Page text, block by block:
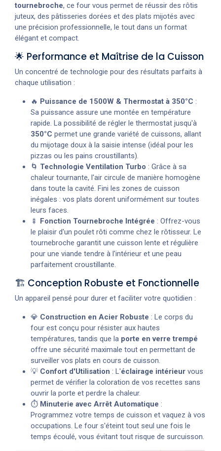
tournebroche, ce four vous permet de réussir des rôtis
juteux, des pâtisseries dorées et des plats mijotés avec
une précision professionnelle, le tout dans un format
élégant et compact.
🌟 Performance et Maîtrise de la Cuisson
Un concentré de technologie pour des résultats parfaits à
chaque utilisation :
🔥 Puissance de 1500W & Thermostat à 350°C :
Sa puissance assure une montée en température
rapide. La possibilité de régler le thermostat jusqu'à
350°C permet une grande variété de cuissons, allant
du mijotage doux à la saisie intense (idéal pour les
pizzas ou les pains croustillants).
🌀 Technologie Ventilation Turbo : Grâce à sa
chaleur tournante, l'air circule de manière homogène
dans toute la cavité. Fini les zones de cuisson
inégales : vos plats dorent uniformément sur toutes
leurs faces.
🍢 Fonction Tournebroche Intégrée : Offrez-vous
le plaisir d'un poulet rôti comme chez le rôtisseur. Le
tournebroche garantit une cuisson lente et régulière
pour une viande tendre à l'intérieur et une peau
parfaitement croustillante.
🏗️ Conception Robuste et Fonctionnelle
Un appareil pensé pour durer et faciliter votre quotidien :
💎 Construction en Acier Robuste : Le corps du
four est conçu pour résister aux hautes
températures, tandis que la porte en verre trempé
offre une sécurité maximale tout en permettant de
surveiller vos plats en cours de cuisson.
💡 Confort d'Utilisation : L'éclairage intérieur vous
permet de vérifier la coloration de vos recettes sans
ouvrir la porte et perdre la chaleur.
⏱️ Minuterie avec Arrêt Automatique :
Programmez votre temps de cuisson et vaquez à vos
occupations. Le four s'éteint tout seul une fois le
temps écoulé, vous évitant tout risque de surcuisson.